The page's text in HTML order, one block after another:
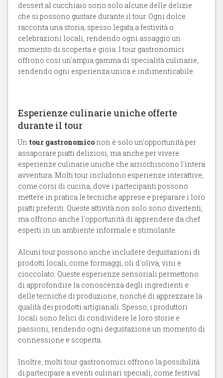
dessert al cucchiaio sono solo alcune delle delizie
che si possono gustare durante il tour. Ogni dolce
racconta una storia, spesso legata a festività o
celebrazioni locali, rendendo ogni assaggio un
momento di scoperta e gioia. I tour gastronomici
offrono così un'ampia gamma di specialità culinarie,
rendendo ogni esperienza unica e indimenticabile.
Esperienze culinarie uniche offerte
durante il tour
Un tour gastronomico non è solo un'opportunità per
assaporare piatti deliziosi, ma anche per vivere
esperienze culinarie uniche che arricchiscono l'intera
avventura. Molti tour includono esperienze interattive,
come corsi di cucina, dove i partecipanti possono
mettere in pratica le tecniche apprese e preparare i loro
piatti preferiti. Queste attività non solo sono divertenti,
ma offrono anche l'opportunità di apprendere da chef
esperti in un ambiente informale e stimolante.
Alcuni tour possono anche includere degustazioni di
prodotti locali, come formaggi, oli d'oliva, vini e
cioccolato. Queste esperienze sensoriali permettono
di approfondire la conoscenza degli ingredienti e
delle tecniche di produzione, nonché di apprezzare la
qualità dei prodotti artigianali. Spesso, i produttori
locali sono felici di condividere le loro storie e
passioni, rendendo ogni degustazione un momento di
connessione e scoperta.
Inoltre, molti tour gastronomici offrono la possibilità
di partecipare a eventi culinari speciali, come festival